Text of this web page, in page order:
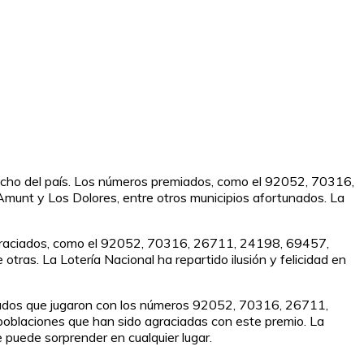
del país. Los números premiados, como el 92052, 70316,
y Los Dolores, entre otros municipios afortunados. La
como el 92052, 70316, 26711, 24198, 69457,
La Lotería Nacional ha repartido ilusión y felicidad en
que jugaron con los números 92052, 70316, 26711,
que han sido agraciadas con este premio. La
sorprender en cualquier lugar.